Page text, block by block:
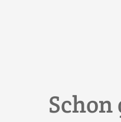
Schon